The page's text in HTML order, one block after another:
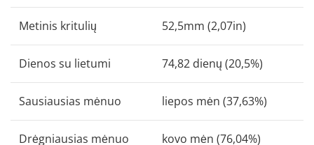
Metinis kritulių 52,5mm (2,07in)
Dienos su lietumi 74,82 dienų (20,5%)
Sausiausias mėnuo liepos mėn (37,63%)
Drėgniausias mėnuo kovo mėn (76,04%)